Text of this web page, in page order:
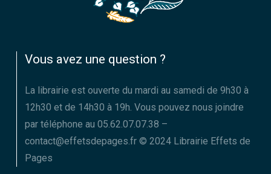
Vous avez une question ?
La librairie est ouverte du mardi au samedi de 9h30 à
12h30 et de 14h30 à 19h. Vous pouvez nous joindre
par téléphone au 05.62.07.07.38 –
contact@effetsdepages.fr © 2024 Librairie Effets de
Pages